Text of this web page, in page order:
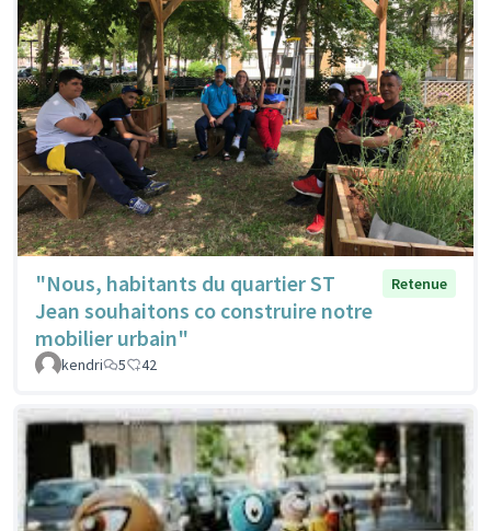
"Nous, habitants du quartier ST
Jean souhaitons co construire notre
mobilier urbain"
Retenue
kendri 5 42